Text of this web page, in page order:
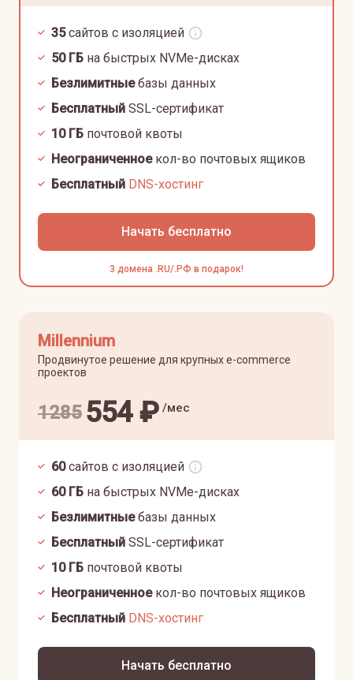
35 сайтов с изоляцией
50ГБ на быстрых NVMe-дисках
Безлимитныебазы данных
Бесплатный SSL-сертификат
10ГБ почтовой квоты
Неограниченноекол-во почтовых ящиков
Бесплатный DNS-хостинг
Начать бесплатно
3 домена .RU/.РФ в подарок!
Millennium
Продвинутое решение для крупных e-commerce
проектов
1285 554₽ /мес
60 сайтов с изоляцией
60ГБ на быстрых NVMe-дисках
Безлимитныебазы данных
Бесплатный SSL-сертификат
10ГБ почтовой квоты
Неограниченноекол-во почтовых ящиков
Бесплатный DNS-хостинг
Начать бесплатно